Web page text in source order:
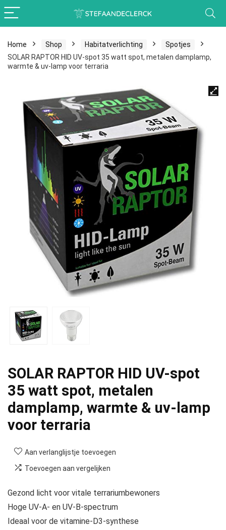
Home Shop Habitatverlichting
Spotjes
SOLAR RAPTOR HID UV-spot 35 watt spot, metalen damplamp,
warmte & uv-lamp voor terraria
SOLAR RAPTOR HID UV-spot
35 watt spot, metalen
damplamp, warmte & uv-lamp
voor terraria
Aan verlanglijstje toevoegen
Toevoegen aan vergelijken
Gezond licht voor vitale terrariumbewoners
Hoge UV-A- en UV-B-spectrum
Ideaal voor de vitamine-D3-synthese